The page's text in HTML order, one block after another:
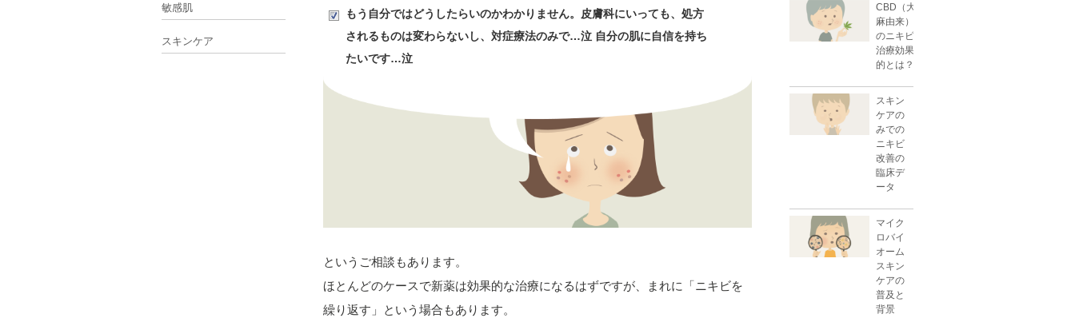
もう自分ではどうしたらいのかわかりません。皮膚科にいっても、処方
されるものは変わらないし、対症療法のみで…泣 自分の肌に自信を持ち
たいです…泣
というご相談もあります。
ほとんどのケースで新薬は効果的な治療になるはずですが、まれに「ニキビを
繰り返す」という場合もあります。
敏感肌
スキンケア
CBD（大
麻由来）
のニキビ
治療効果
的とは？
スキン
ケアの
みでの
ニキビ
改善の
臨床デ
ータ
マイク
ロバイ
オーム
スキン
ケアの
普及と
背景